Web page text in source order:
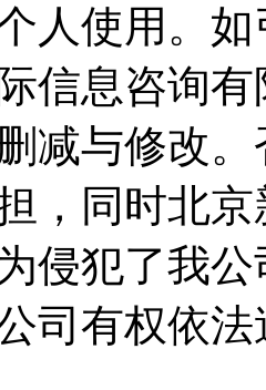
人使用。
信息咨询
减与修改
，同时北
侵犯了我
司有权依